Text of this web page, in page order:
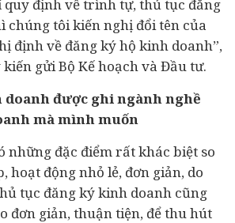
quy định về trình tự, thủ tục đăng
chúng tôi kiến nghị đổi tên của
định về đăng ký hộ kinh doanh”,
gửi Bộ Kế hoạch và Đầu tư.
được ghi ngành nghề
mà mình muốn
những đặc điểm rất khác biệt so
hoạt động nhỏ lẻ, đơn giản, do
tục đăng ký kinh doanh cũng
đơn giản, thuận tiện, để thu hút